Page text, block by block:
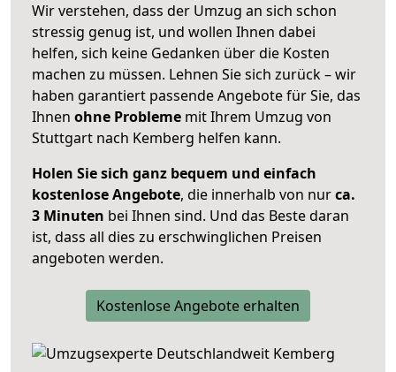
Wir verstehen, dass der Umzug an sich schon
stressig genug ist, und wollen Ihnen dabei
helfen, sich keine Gedanken über die Kosten
machen zu müssen. Lehnen Sie sich zurück – wir
haben garantiert passende Angebote für Sie, das
Ihnen ohne Probleme mit Ihrem Umzug von
Stuttgart nach Kemberg helfen kann.
Holen Sie sich ganz bequem und einfach
kostenlose Angebote, die innerhalb von nurca.
3 Minuten bei Ihnen sind. Und das Beste daran
ist, dass all dies zu erschwinglichen Preisen
angeboten werden.
Kostenlose Angebote erhalten